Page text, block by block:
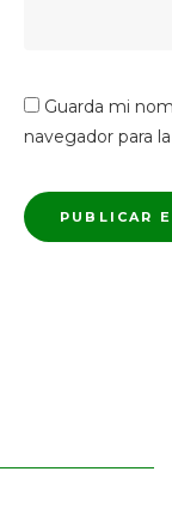
Guarda mi
navegador para